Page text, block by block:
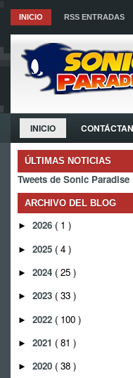
INICIO RSS ENTRADAS
INICIO
ÚLTIMAS NOTICIAS
Tweets de Sonic Paradise
ARCHIVO DEL BLOG
► 2026 ( 1 )
► 2025 ( 4 )
► 2024 ( 25 )
► 2023 ( 33 )
► 2022 ( 100 )
► 2021 ( 81 )
► 2020 ( 38 )